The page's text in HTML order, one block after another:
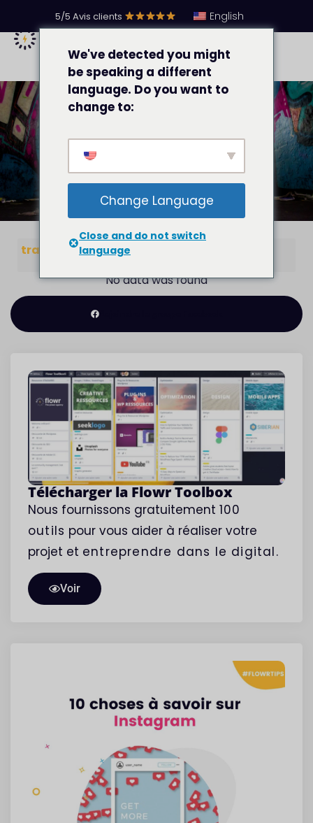
5/5 Avis clients English
Trafic
Télécharger la Flowr Toolbox
Nous fournissons gratuitement 100
outils pour vous aider à réaliser votre
projet et entreprendre dans le digital.
Voir
trafic
No data was found
We've detected you might
be speaking a different
language. Do you want to
change to:
Change Language
Close and do not switch
language